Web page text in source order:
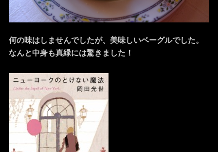
何の味はしませんでしたが、美味しいベーグルでした。
なんと中身も真緑には驚きました！